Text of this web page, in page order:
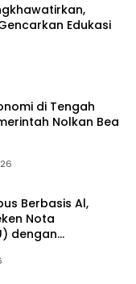
Edukasi
di Tengah
Nolkan Bea
Berbasis Al,
Nota
dengan